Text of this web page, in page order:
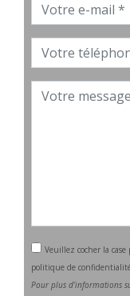
Veuillez cocher la
politique de
Pour plus d’informations